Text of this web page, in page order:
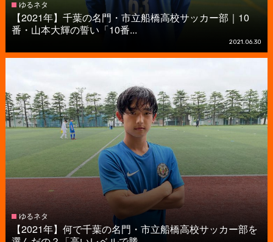
ゆるネタ
【2021年】千葉の名門・市立船橋高校サッカー部｜10
番・山本大輝の誓い「10番...
2021.06.30
ゆるネタ
【2021年】何で千葉の名門・市立船橋高校サッカー部を